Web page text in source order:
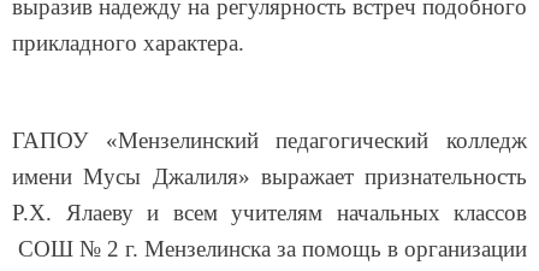
выразив надежду на регулярность встреч подобного
прикладного характера.
ГАПОУ «Мензелинский педагогический колледж
имени Мусы Джалиля» выражает признательность
Р.Х. Ялаеву и всем учителям начальных классов
СОШ № 2 г. Мензелинска за помощь в организации